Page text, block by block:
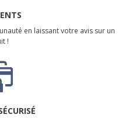
en laissant votre avis sur un
!